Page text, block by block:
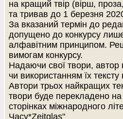
на кращий твір (вірш,
та тривав до 1 березня
За вказаний термін до
допущено до конкурсу
алфавітним принципом.
вимогам конкурсу.
Надаючи свої твори,
чи використанням їх
Автори трьох найкращих
твори буде перекладено на
сторінках міжнародного
Часу*Zeitglas"